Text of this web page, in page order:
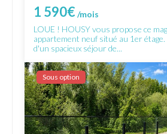
1 590€/mois
LOUE ! HOUSY vous propose ce
appartement neuf situé au 1er
d'un spacieux séjour de...
Sous option